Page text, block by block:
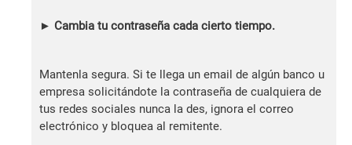
► Cambia tu contraseña cada cierto tiempo.
Mantenla segura. Si te llega un email de algún banco u
empresa solicitándote la contraseña de cualquiera de
tus redes sociales nunca la des, ignora el correo
electrónico y bloquea al remitente.